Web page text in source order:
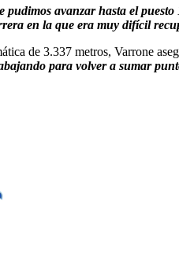
pudimos avanzar hasta el
en la que era muy difícil
de 3.337 metros, Varrone
para volver a sumar